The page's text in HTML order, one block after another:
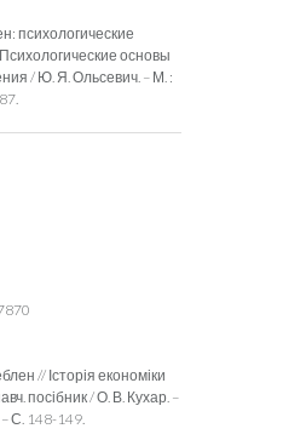
психологические
основы
/ Ю. Я. Ольсевич. – М. :
// Історія економіки
посібник / О. В. Кухар. –
– С. 148-149.